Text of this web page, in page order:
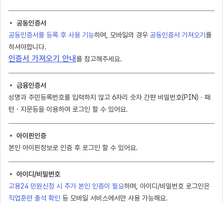
공동인증서
공동인증서를 등록 후 사용 기능하며, 모바일의 경우 공동인증서 가져오기 를
하셔야합니다.
인증서 가져오기 안내 를 참고해주세요.
금융인증서
성명과 주민등록번호를 입력하지 않고 6자리 숫자 간편 비밀번호(PIN) · 패
턴 · 지문등을 이용하여 로그인 할 수 있어요.
아이핀인증
본인 아이핀정보로 인증 후 로그인 할 수 있어요.
아이디/비밀번호
고용24 민원신청 시 추가 본인 인증이 필요하며, 아이디/비밀번호 로그인은
직업훈련 출석 확인 등 모바일 서비스에서만 사용 가능해요.